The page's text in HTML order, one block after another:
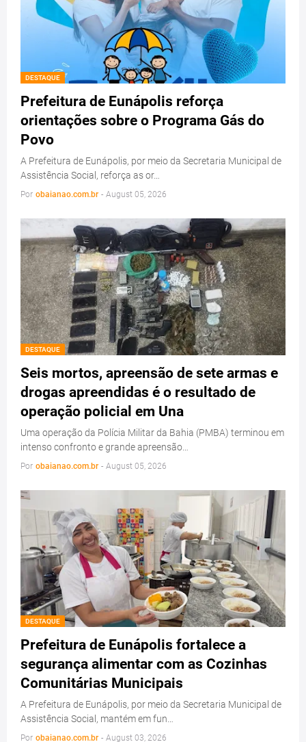
DESTAQUE
Prefeitura de Eunápolis reforça
orientações sobre o Programa Gás do
Povo
A Prefeitura de Eunápolis, por meio da Secretaria Municipal de
Assistência Social, reforça as or…
Por obaianao.com.br - August 05, 2026
DESTAQUE
Seis mortos, apreensão de sete armas e
drogas apreendidas é o resultado de
operação policial em Una
Uma operação da Polícia Militar da Bahia (PMBA) terminou em
intenso confronto e grande apreensão…
Por obaianao.com.br - August 05, 2026
DESTAQUE
Prefeitura de Eunápolis fortalece a
segurança alimentar com as Cozinhas
Comunitárias Municipais
A Prefeitura de Eunápolis, por meio da Secretaria Municipal de
Assistência Social, mantém em fun…
Por obaianao.com.br - August 03, 2026